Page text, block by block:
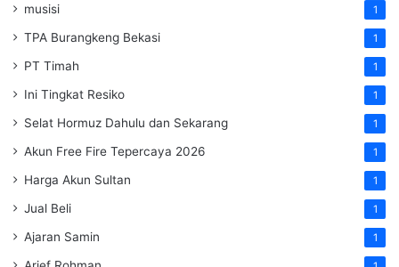
musisi 1
TPA Burangkeng Bekasi 1
PT Timah 1
Ini Tingkat Resiko 1
Selat Hormuz Dahulu dan Sekarang 1
Akun Free Fire Tepercaya 2026 1
Harga Akun Sultan 1
Jual Beli 1
Ajaran Samin 1